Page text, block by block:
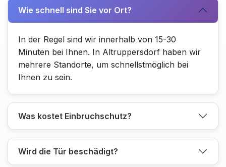
Wie schnell sind Sie vor Ort?
In der Regel sind wir innerhalb von 15-30
Minuten bei Ihnen. In Altruppersdorf haben wir
mehrere Standorte, um schnellstmöglich bei
Ihnen zu sein.
Was kostet Einbruchschutz?
Wird die Tür beschädigt?